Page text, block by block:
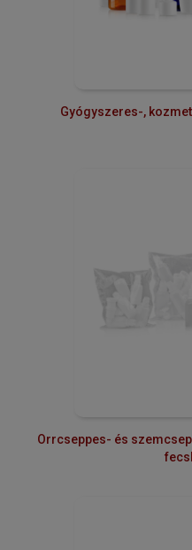
Gyógyszeres-,
Orrcseppes- és